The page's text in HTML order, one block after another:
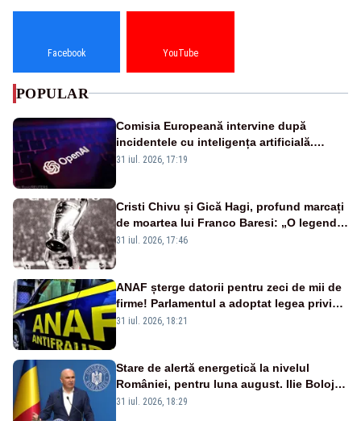
Facebook YouTube
POPULAR
Comisia Europeană intervine după
incidentele cu inteligența artificială.
OpenAI și Anthropic, vizate
31 iul. 2026, 17:19
Cristi Chivu și Gică Hagi, profund marcați
de moartea lui Franco Baresi: „O legendă
a fotbalului mondial”
31 iul. 2026, 17:46
ANAF șterge datorii pentru zeci de mii de
firme! Parlamentul a adoptat legea privind
amnistia fiscală
31 iul. 2026, 18:21
Stare de alertă energetică la nivelul
României, pentru luna august. Ilie Bolojan
a anunțat importuri și posibile restricții –
31 iul. 2026, 18:29